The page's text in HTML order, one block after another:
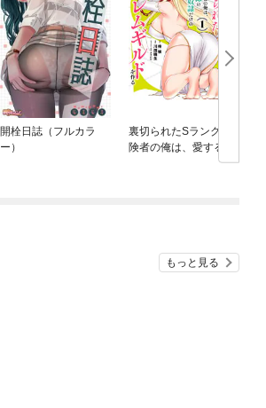
開栓日誌（フルカラ
ー）
裏切られたSランク冒
険者の俺は、愛する奴
隷の彼女らと共に奴隷
もっと見る